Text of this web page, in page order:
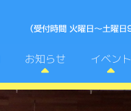
お知らせ イベント